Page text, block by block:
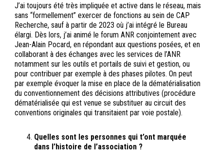
J’ai toujours été très impliquée et active dans le réseau, mais
sans “formellement” exercer de fonctions au sein de CAP
Recherche, sauf à partir de 2023 où j’ai intégré le Bureau
élargi. Dès lors, j’ai animé le forum ANR conjointement avec
Jean-Alain Pocard, en répondant aux questions posées, et en
collaborant à des échanges avec les services de l’ANR
notamment sur les outils et portails de suivi et gestion, ou
pour contribuer par exemple à des phases pilotes. On peut
par exemple évoquer la mise en place de la dématérialisation
du conventionnement des décisions attributives (procédure
dématérialisée qui est venue se substituer au circuit des
conventions originales qui transitaient par voie postale).
Quelles sont les personnes qui t’ont marquée
dans l’histoire de l’association ?